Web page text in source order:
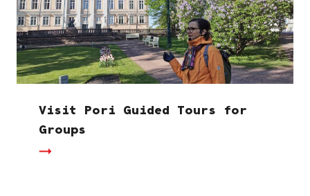
Visit Pori Guided Tours for
Groups